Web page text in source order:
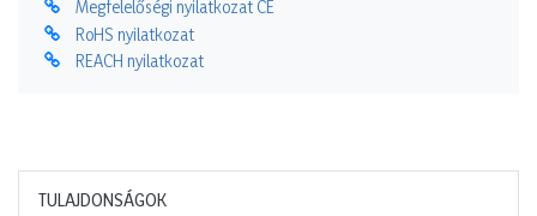
Megfelelőségi nyilatkozat CE
RoHS nyilatkozat
REACH nyilatkozat
TULAJDONSÁGOK